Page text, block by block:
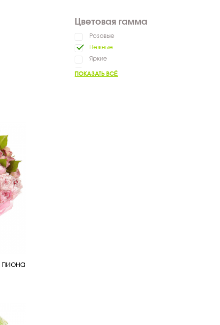
пиона
Цветовая гамма
Розовые
Нежные
Яркие
Разноцветные
ПОКАЗАТЬ ВСЁ